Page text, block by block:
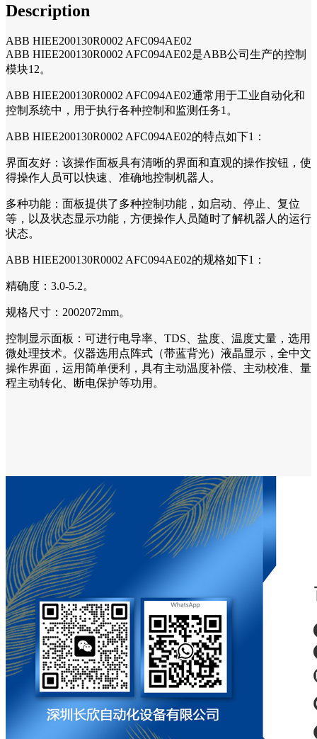
Description
ABB HIEE200130R0002 AFC094AE02
ABB HIEE200130R0002 AFC094AE02是ABB公司生产的控制
模块12。
ABB HIEE200130R0002 AFC094AE02通常用于工业自动化和
控制系统中，用于执行各种控制和监测任务1。
ABB HIEE200130R0002 AFC094AE02的特点如下1：
界面友好：该操作面板具有清晰的界面和直观的操作按钮，使
得操作人员可以快速、准确地控制机器人。
多种功能：面板提供了多种控制功能，如启动、停止、复位
等，以及状态显示功能，方便操作人员随时了解机器人的运行
状态。
ABB HIEE200130R0002 AFC094AE02的规格如下1：
精确度：3.0-5.2。
规格尺寸：2002072mm。
控制显示面板：可进行电导率、TDS、盐度、温度丈量，选用
微处理技术。仪器选用点阵式（带蓝背光）液晶显示，全中文
操作界面，运用简单便利，具有主动温度补偿、主动校准、量
程主动转化、断电保护等功用。